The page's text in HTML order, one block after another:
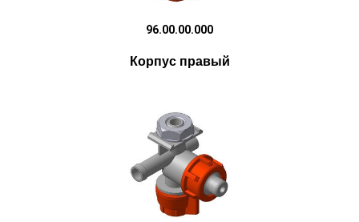
96.00.00.000
Корпус правый